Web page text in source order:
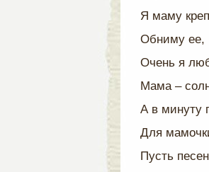
Я маму
Обниму ее,
Очень я
Мама –
А в минуту
Для
Пусть